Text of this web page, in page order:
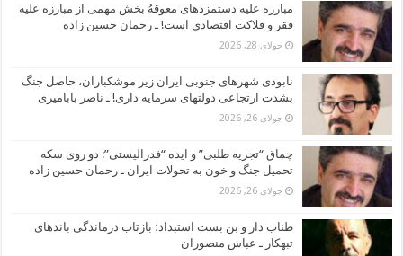
مبارزه علیه دستمزدهای معوقهُ بخش مهمی از مبارزه علیه
فقر و فلاکت اقتصادی است! ـ رحمان حسین زاده
جولای 28, 2026
نابودی شهرهای جنوبی ایران زیر موشکباران، حاصل جنگ
بشدت ارتجاعی دولتهای سرمایه داری! ـ ناصر بابامیری
جولای 26, 2026
چماق “تجزیه طلبی” و ایده “فدرالیستی”: دو روی سکه
تحمیل جنگ و خون به تحولات ایران ـ رحمان حسین زاده
جولای 26, 2026
طناب دار و بن بست استبداد؛ بازتاب درماندگی باندهای
تبهکار ـ عباس منصوران